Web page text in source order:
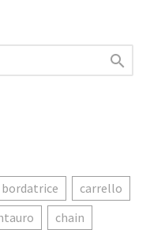

bordatrice
carrello
chain